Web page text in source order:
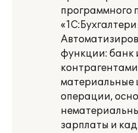
программного
функции: банк
материальные
операции,
зарплаты и